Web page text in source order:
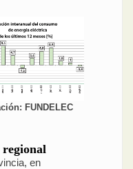
FUNDELEC
regional
en